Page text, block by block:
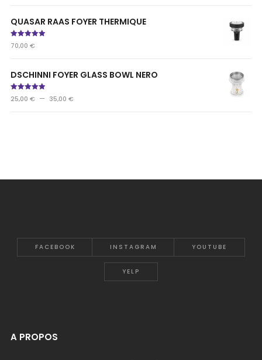
QUASAR RAAS FOYER THERMIQUE
Note5.00
sur 5
70,00 €
DSCHINNI FOYER GLASS BOWL NERO
Note5.00
sur 5
25,00 € – 35,00 €
FACEBOOK INSTAGRAM YOUTUBE
YELP
A PROPOS